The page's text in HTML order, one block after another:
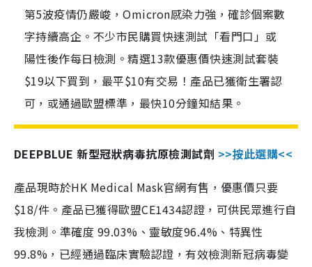
第5波疫情仍嚴峻，Omicron感染力強，確診個案數
字持續高企。不少市民購買快速測試「看門口」或
陽性後作每日檢測。精選13款優惠價快速測試套裝
$19以下買到，最平$10有交易！產品已獲衛生署認
可，或通過歐盟標準，最快10分鐘知結果。
DEEPBLUE 新型冠狀病毒抗原檢測試劑 >>按此選購<<
產品現時於HK Medical Mask官網有售，優惠價只要
$18/件。產品已獲得歐盟CE1434認證，可供民眾進行自
我檢測。準確度 99.03%、靈敏度96.4%、特異性
99.8%，已經通過臨床實驗認證，有效檢測新冠病毒變